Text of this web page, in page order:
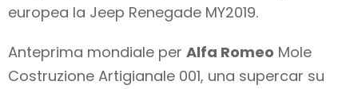
europea la Jeep Renegade MY2019.
Anteprima mondiale per Alfa Romeo Mole
Costruzione Artigianale 001, una supercar su